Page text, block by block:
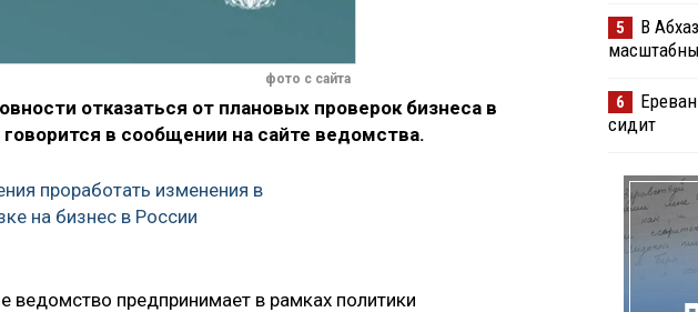
фото с сайта
отказаться от плановых проверок бизнеса в
в сообщении на сайте ведомства.
проработать изменения в
на бизнес в России
предпринимает в рамках политики
5
В
6
сидит